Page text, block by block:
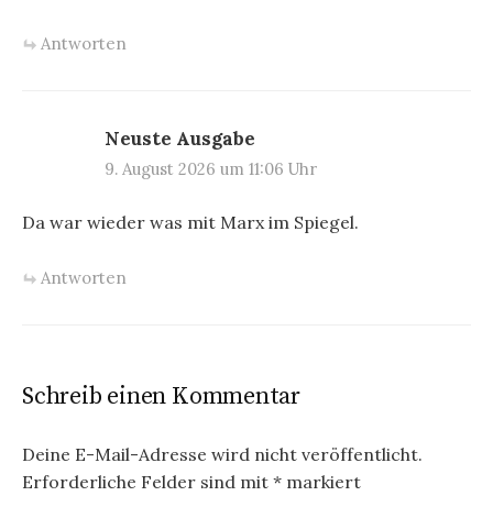
Antworten
Neuste Ausgabe
9. August 2026 um 11:06 Uhr
Da war wieder was mit Marx im Spiegel.
Antworten
Schreib einen Kommentar
Deine E-Mail-Adresse wird nicht veröffentlicht.
Erforderliche Felder sind mit * markiert